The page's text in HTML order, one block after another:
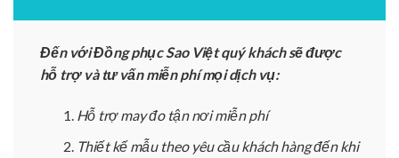
Đến với Đồng phục Sao Việt quý khách sẽ được
hỗ trợ và tư vấn miễn phí mọi dịch vụ:
Hỗ trợ may đo tận nơi miễn phí
Thiết kế mẫu theo yêu cầu khách hàng đến khi